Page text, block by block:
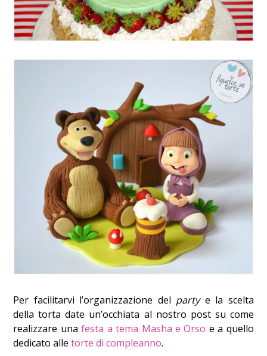
Per facilitarvi l’organizzazione del partye la scelta
della torta date un’occhiata al nostro post su come
realizzare unafesta a tema Masha e Orso e a quello
dedicato alletorte di compleanno.